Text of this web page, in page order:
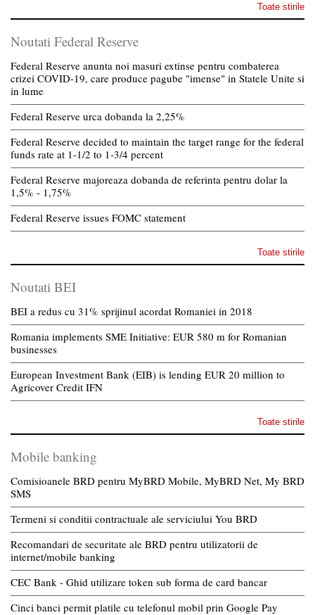
Toate stirile
Noutati Federal Reserve
Federal Reserve anunta noi masuri extinse pentru combaterea
crizei COVID-19, care produce pagube "imense" in Statele Unite si
in lume
Federal Reserve urca dobanda la 2,25%
Federal Reserve decided to maintain the target range for the federal
funds rate at 1-1/2 to 1-3/4 percent
Federal Reserve majoreaza dobanda de referinta pentru dolar la
1,5% - 1,75%
Federal Reserve issues FOMC statement
Toate stirile
Noutati BEI
BEI a redus cu 31% sprijinul acordat Romaniei in 2018
Romania implements SME Initiative: EUR 580 m for Romanian
businesses
European Investment Bank (EIB) is lending EUR 20 million to
Agricover Credit IFN
Toate stirile
Mobile banking
Comisioanele BRD pentru MyBRD Mobile, MyBRD Net, My BRD
SMS
Termeni si conditii contractuale ale serviciului You BRD
Recomandari de securitate ale BRD pentru utilizatorii de
internet/mobile banking
CEC Bank - Ghid utilizare token sub forma de card bancar
Cinci banci permit platile cu telefonul mobil prin Google Pay